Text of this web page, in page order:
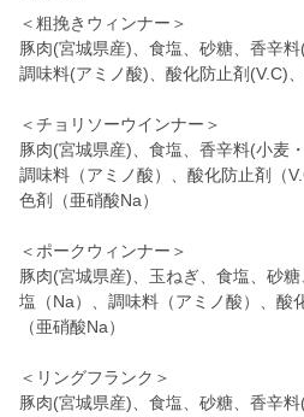
＜粗挽きウィンナー＞
豚肉(宮城県産)、食塩、砂糖、香辛
調味料(アミノ酸)、酸化防止剤(V.C)
＜チョリソーウインナー＞
豚肉(宮城県産)、食塩、香辛料(小麦
調味料（アミノ酸）、酸化防止剤（
色剤（亜硝酸Na）
＜ポークウィンナー＞
豚肉(宮城県産)、玉ねぎ、食塩、砂
塩（Na）、調味料（アミノ酸）、酸
（亜硝酸Na）
＜リングフランク＞
豚肉(宮城県産)、食塩、砂糖、香辛